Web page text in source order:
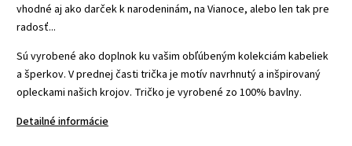
vhodné aj ako darček k narodeninám, na Vianoce, alebo len tak pre
radosť...
Sú vyrobené ako doplnok ku vašim obľúbeným kolekciám kabeliek
a šperkov. V prednej časti trička je motív navrhnutý a inšpirovaný
opleckami našich krojov. Tričko je vyrobené zo 100% bavlny.
Detailné informácie